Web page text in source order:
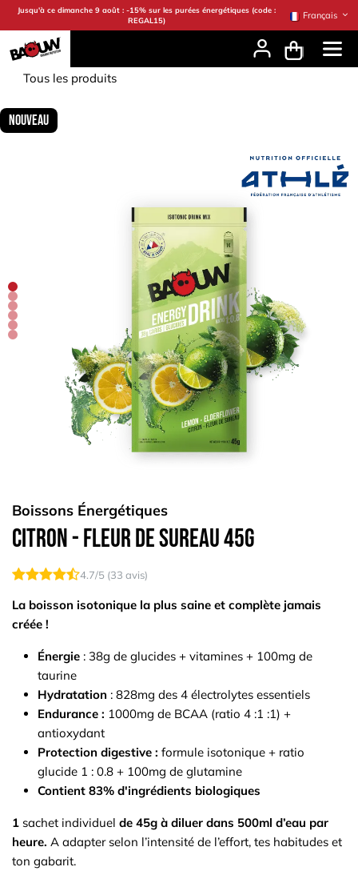
Se rendre au contenu
Jusqu'à ce dimanche 9 août : -15% sur les purées énergétiques (code :
REGAL15)
Français
Tous les produits
Nouveau
Boissons Énergétiques
Citron - Fleur de sureau 45g
4.7/5 (33 avis)
La boisson isotonique la plus saine et complète jamais
créée !
Énergie : 38g de glucides + vitamines + 100mg de
taurine
Hydratation : 828mg des 4 électrolytes essentiels
Endurance : 1000mg de BCAA (ratio 4 :1 :1) +
antioxydant
Protection digestive : formule isotonique + ratio
glucide 1 : 0.8 + 100mg de glutamine
Contient 83% d'ingrédients biologiques
1 sachet individuel de 45g à diluer dans 500ml d’eau par
heure. A adapter selon l’intensité de l’effort, tes habitudes et
ton gabarit.